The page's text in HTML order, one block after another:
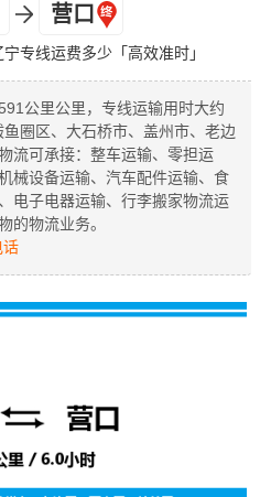
营口
专线运费多少「高效准时」
公里公里，专线运输用时大约
圈区、大石桥市、盖州市、老边
流可承接：整车运输、零担运
械设备运输、汽车配件运输、食
电子电器运输、行李搬家物流运
的物流业务。